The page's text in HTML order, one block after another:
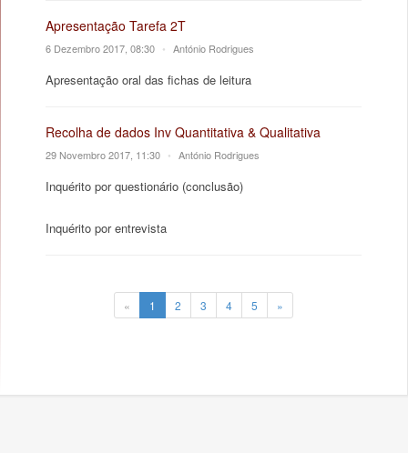
Apresentação Tarefa 2T
6 Dezembro 2017, 08:30 • António Rodrigues
Apresentação oral das fichas de leitura
Recolha de dados Inv Quantitativa & Qualitativa
29 Novembro 2017, 11:30 • António Rodrigues
Inquérito por questionário (conclusão)
Inquérito por entrevista
« 1 2 3 4 5 »